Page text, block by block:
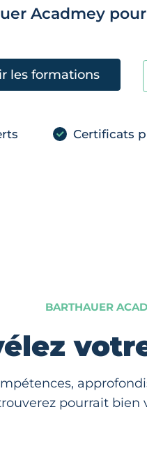
Acadmey
les formations
Certificats
BARTHAUER
pourrait